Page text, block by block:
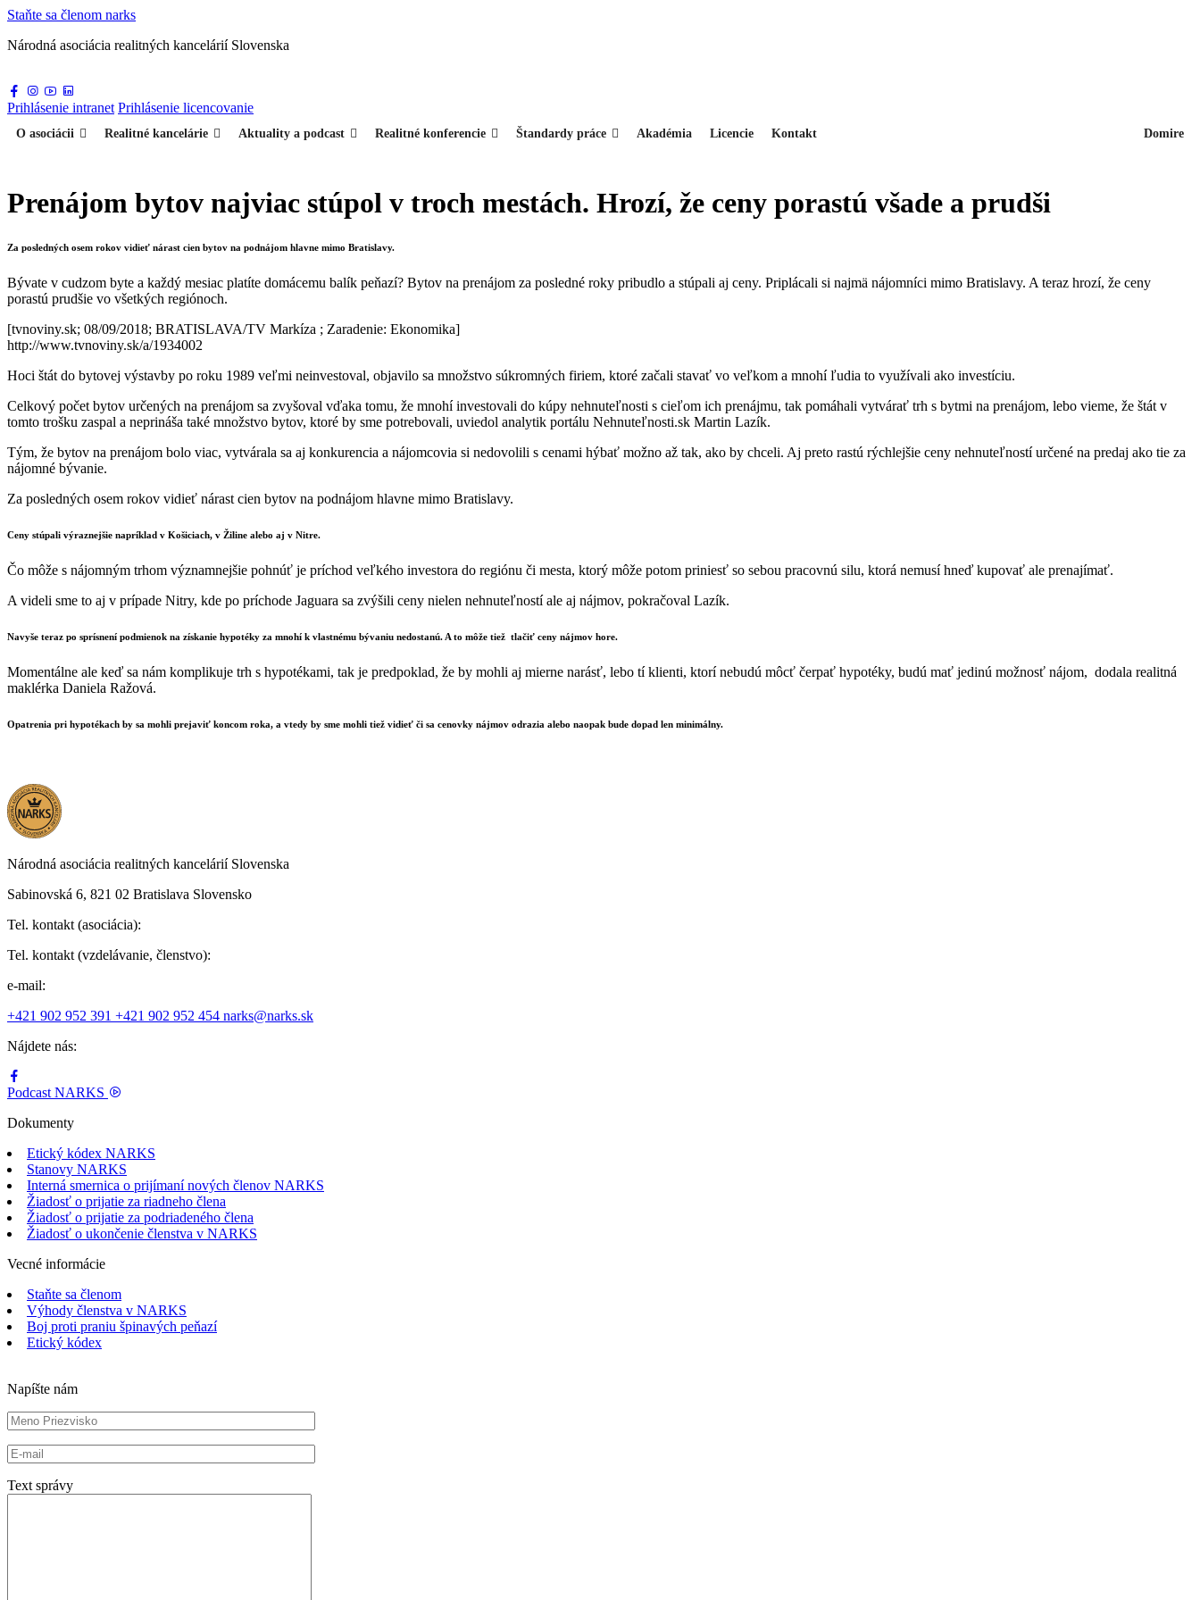
Staňte sa členom narks
Národná asociácia realitných kancelárií Slovenska
Prihlásenie intranet Prihlásenie licencovanie
O asociácii Realitné kancelárie Aktuality a podcast Realitné konferencie Štandardy práce Akadémia Licencie Kontakt Domire
Prenájom bytov najviac stúpol v troch mestách. Hrozí, že ceny porastú všade a prudši
Za posledných osem rokov vidieť nárast cien bytov na podnájom hlavne mimo Bratislavy.
Bývate v cudzom byte a každý mesiac platíte domácemu balík peňazí? Bytov na prenájom za posledné roky pribudlo a stúpali aj ceny. Priplácali si najmä nájomníci mimo Bratislavy. A teraz hrozí, že ceny
porastú prudšie vo všetkých regiónoch.
[tvnoviny.sk; 08/09/2018; BRATISLAVA/TV Markíza ; Zaradenie: Ekonomika]
http://www.tvnoviny.sk/a/1934002
Hoci štát do bytovej výstavby po roku 1989 veľmi neinvestoval, objavilo sa množstvo súkromných firiem, ktoré začali stavať vo veľkom a mnohí ľudia to využívali ako investíciu.
Celkový počet bytov určených na prenájom sa zvyšoval vďaka tomu, že mnohí investovali do kúpy nehnuteľnosti s cieľom ich prenájmu, tak pomáhali vytvárať trh s bytmi na prenájom, lebo vieme, že štát v
tomto trošku zaspal a neprináša také množstvo bytov, ktoré by sme potrebovali, uviedol analytik portálu Nehnuteľnosti.sk Martin Lazík.
Tým, že bytov na prenájom bolo viac, vytvárala sa aj konkurencia a nájomcovia si nedovolili s cenami hýbať možno až tak, ako by chceli. Aj preto rastú rýchlejšie ceny nehnuteľností určené na predaj ako tie za
nájomné bývanie.
Za posledných osem rokov vidieť nárast cien bytov na podnájom hlavne mimo Bratislavy.
Ceny stúpali výraznejšie napríklad v Košiciach, v Žiline alebo aj v Nitre.
Čo môže s nájomným trhom významnejšie pohnúť je príchod veľkého investora do regiónu či mesta, ktorý môže potom priniesť so sebou pracovnú silu, ktorá nemusí hneď kupovať ale prenajímať.
A videli sme to aj v prípade Nitry, kde po príchode Jaguara sa zvýšili ceny nielen nehnuteľností ale aj nájmov, pokračoval Lazík.
Navyše teraz po sprísnení podmienok na získanie hypotéky za mnohí k vlastnému bývaniu nedostanú. A to môže tiež tlačiť ceny nájmov hore.
Momentálne ale keď sa nám komplikuje trh s hypotékami, tak je predpoklad, že by mohli aj mierne narásť, lebo tí klienti, ktorí nebudú môcť čerpať hypotéky, budú mať jedinú možnosť nájom, dodala realitná
maklérka Daniela Ražová.
Opatrenia pri hypotékach by sa mohli prejaviť koncom roka, a vtedy by sme mohli tiež vidieť či sa cenovky nájmov odrazia alebo naopak bude dopad len minimálny.
Národná asociácia realitných kancelárií Slovenska
Sabinovská 6, 821 02 Bratislava Slovensko
Tel. kontakt (asociácia):
Tel. kontakt (vzdelávanie, členstvo):
e-mail:
+421 902 952 391 +421 902 952 454 narks@narks.sk
Nájdete nás:
Podcast NARKS
Dokumenty
Etický kódex NARKS
Stanovy NARKS
Interná smernica o prijímaní nových členov NARKS
Žiadosť o prijatie za riadneho člena
Žiadosť o prijatie za podriadeného člena
Žiadosť o ukončenie členstva v NARKS
Vecné informácie
Staňte sa členom
Výhody členstva v NARKS
Boj proti praniu špinavých peňazí
Etický kódex
Napíšte nám
Text správy